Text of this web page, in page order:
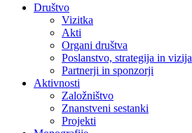
Društvo
Vizitka
Akti
Organi društva
Poslanstvo, strategija in vizija
Partnerji in sponzorji
Aktivnosti
Založništvo
Znanstveni sestanki
Projekti